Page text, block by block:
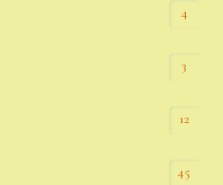
4
3
12
45